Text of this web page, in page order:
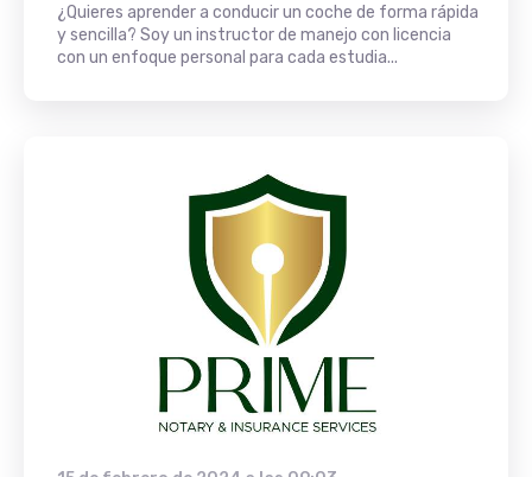
¿Quieres aprender a conducir un coche de forma rápida
y sencilla? Soy un instructor de manejo con licencia
con un enfoque personal para cada estudia...